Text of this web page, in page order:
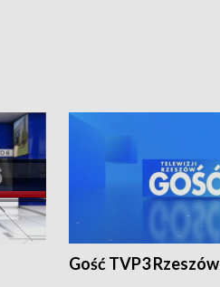
Gość TVP3 Rzeszów